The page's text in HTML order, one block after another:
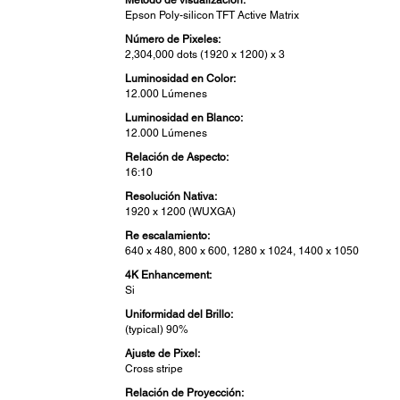
Epson Poly-silicon TFT Active Matrix
Número de Pixeles:
2,304,000 dots (1920 x 1200) x 3
Luminosidad en Color:
12.000 Lúmenes
Luminosidad en Blanco:
12.000 Lúmenes
Relación de Aspecto:
16:10
Resolución Nativa:
1920 x 1200 (WUXGA)
Re escalamiento:
640 x 480, 800 x 600, 1280 x 1024, 1400 x 1050
4K Enhancement:
Si
Uniformidad del Brillo:
(typical) 90%
Ajuste de Pixel:
Cross stripe
Relación de Proyección: